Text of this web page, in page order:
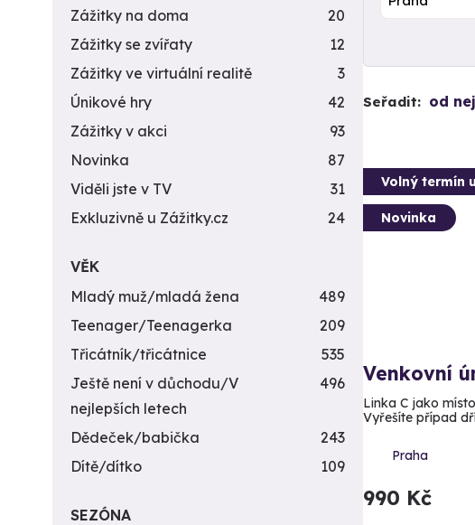
Seřadit: od
Volný termín
Novinka
Venkovní
Linka C jako
Vyřešíte případ
Praha
990 Kč
Zážitky na doma
20
Zážitky se zvířaty
12
Zážitky ve virtuální realitě
3
Únikové hry
42
Zážitky v akci
93
Novinka
87
Viděli jste v TV
31
Exkluzivně u Zážitky.cz
24
VĚK
Mladý muž/mladá žena
489
Teenager/Teenagerka
209
Třicátník/třicátnice
535
Ještě není v důchodu/V
nejlepších letech
496
Dědeček/babička
243
Dítě/dítko
109
SEZÓNA